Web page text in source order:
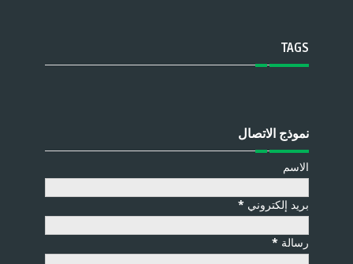
TAGS
نموذج الاتصال
الاسم
بريد إلكتروني *
رسالة *